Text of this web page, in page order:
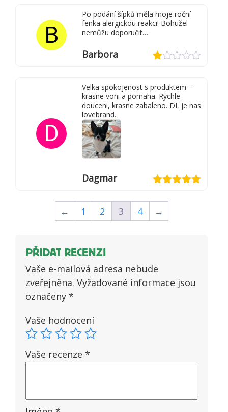
B
Po podání šípků měla moje roční
fenka alergickou reakci! Bohužel
nemůžu doporučit…
z
5
Barbora
D
Velka spokojenost s produktem –
krasne voni a pomaha. Rychle
douceni, krasne zabaleno. DL je nas
lovebrand.
z 5
Dagmar
← 1 2 3 4 →
PŘIDAT RECENZI
Vaše e-mailová adresa nebude
zveřejněna. Vyžadované informace jsou
označeny *
Vaše hodnocení
Vaše recenze *